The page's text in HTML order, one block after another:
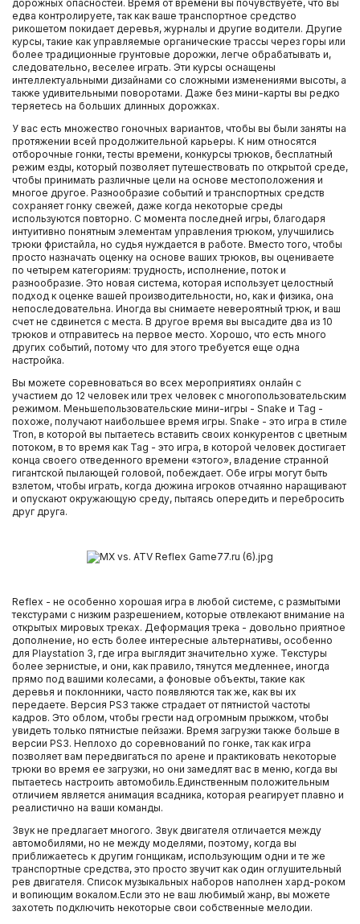
дорожных опасностей. Время от времени вы почувствуете, что вы
едва контролируете, так как ваше транспортное средство
рикошетом покидает деревья, журналы и другие водители. Другие
курсы, такие как управляемые органические трассы через горы или
более традиционные грунтовые дорожки, легче обрабатывать и,
следовательно, веселее играть. Эти курсы оснащены
интеллектуальными дизайнами со сложными изменениями высоты, а
также удивительными поворотами. Даже без мини-карты вы редко
теряетесь на больших длинных дорожках.
У вас есть множество гоночных вариантов, чтобы вы были заняты на
протяжении всей продолжительной карьеры. К ним относятся
отборочные гонки, тесты времени, конкурсы трюков, бесплатный
режим езды, который позволяет путешествовать по открытой среде,
чтобы принимать различные цели на основе местоположения и
многое другое. Разнообразие событий и транспортных средств
сохраняет гонку свежей, даже когда некоторые среды
используются повторно. С момента последней игры, благодаря
интуитивно понятным элементам управления трюком, улучшились
трюки фристайла, но судья нуждается в работе. Вместо того, чтобы
просто назначать оценку на основе ваших трюков, вы оцениваете
по четырем категориям: трудность, исполнение, поток и
разнообразие. Это новая система, которая использует целостный
подход к оценке вашей производительности, но, как и физика, она
непоследовательна. Иногда вы снимаете невероятный трюк, и ваш
счет не сдвинется с места. В другое время вы высадите два из 10
трюков и отправитесь на первое место. Хорошо, что есть много
других событий, потому что для этого требуется еще одна
настройка.
Вы можете соревноваться во всех мероприятиях онлайн с
участием до 12 человек или трех человек с многопользовательским
режимом. Меньшепользовательские мини-игры - Snake и Tag -
похоже, получают наибольшее время игры. Snake - это игра в стиле
Tron, в которой вы пытаетесь вставить своих конкурентов с цветным
потоком, в то время как Tag - это игра, в которой человек достигает
конца своего отведенного времени «этого», владение странной
гигантской пылающей головой, побеждает. Обе игры могут быть
взлетом, чтобы играть, когда дюжина игроков отчаянно наращивают
и опускают окружающую среду, пытаясь опередить и перебросить
друг друга.
Reflex - не особенно хорошая игра в любой системе, с размытыми
текстурами с низким разрешением, которые отвлекают внимание на
открытых мировых треках. Деформация трека - довольно приятное
дополнение, но есть более интересные альтернативы, особенно
для Playstation 3, где игра выглядит значительно хуже. Текстуры
более зернистые, и они, как правило, тянутся медленнее, иногда
прямо под вашими колесами, а фоновые объекты, такие как
деревья и поклонники, часто появляются так же, как вы их
передаете. Версия PS3 также страдает от пятнистой частоты
кадров. Это облом, чтобы грести над огромным прыжком, чтобы
увидеть только пятнистые пейзажи. Время загрузки также больше в
версии PS3. Неплохо до соревнований по гонке, так как игра
позволяет вам передвигаться по арене и практиковать некоторые
трюки во время ее загрузки, но они замедлят вас в меню, когда вы
пытаетесь настроить автомобиль.Единственным положительным
отличием является анимация всадника, которая реагирует плавно и
реалистично на ваши команды.
Звук не предлагает многого. Звук двигателя отличается между
автомобилями, но не между моделями, поэтому, когда вы
приближаетесь к другим гонщикам, использующим одни и те же
транспортные средства, это просто звучит как один оглушительный
рев двигателя. Список музыкальных наборов наполнен хард-роком
и вопиющим вокалом.Если это не ваш любимый жанр, вы можете
захотеть подключить некоторые свои собственные мелодии.